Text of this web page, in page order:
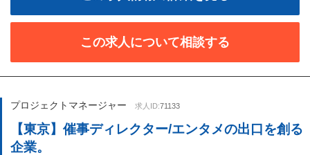
この求人について相談する
プロジェクトマネージャー 求人ID:71133
【東京】催事ディレクター/エンタメの出口を創る
企業。